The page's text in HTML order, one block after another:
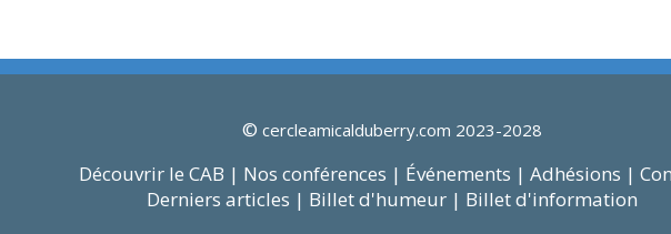
© cercleamicalduberry.com 2023-2028
Découvrir le CAB | Nos conférences | Événements | Adhésions |
Derniers articles | Billet d'humeur | Billet d'information